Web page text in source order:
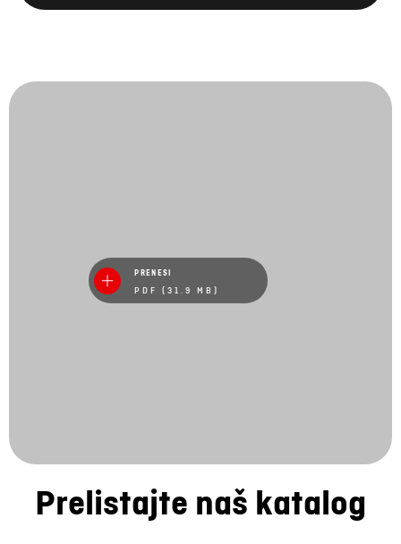
PRENESI
PDF (31.9 MB)
Prelistajte naš katalog